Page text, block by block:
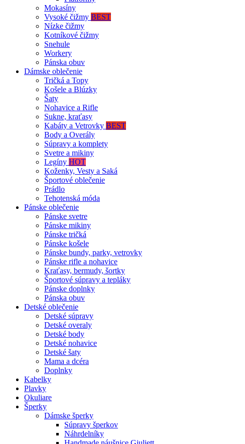
Mokasíny
Vysoké čižmy BEST
Nízke čižmy
Kotníkové čižmy
Snehule
Workery
Pánska obuv
Dámske oblečenie
Tričká a Topy
Košele a Blúzky
Šaty
Nohavice a Rifle
Sukne, kraťasy
Kabáty a Vetrovky BEST
Body a Overály
Súpravy a komplety
Svetre a mikiny
Legíny HOT
Koženky, Vesty a Saká
Športové oblečenie
Prádlo
Tehotenská móda
Pánske oblečenie
Pánske svetre
Pánske mikiny
Pánske tričká
Pánske košele
Pánske bundy, parky, vetrovky
Pánske rifle a nohavice
Kraťasy, bermudy, šortky
Športové súpravy a tepláky
Pánske doplnky
Pánska obuv
Detské oblečenie
Detské súpravy
Detské overaly
Detské body
Detské nohavice
Detské šaty
Mama a dcéra
Doplnky
Kabelky
Plavky
Okuliare
Šperky
Dámske šperky
Súpravy šperkov
Náhrdelníky